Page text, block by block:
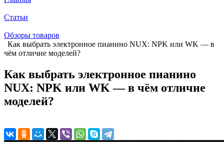
Статьи
Обзоры товаров
Как выбрать электронное пианино NUX: NPK или WK — в
чём отличие моделей?
Как выбрать электронное пианино
NUX: NPK или WK — в чём отличие
моделей?